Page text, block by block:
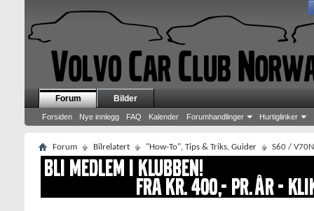
Forum
Forsiden Nye innlegg FAQ Kalender Forumhandlinger Hurtiglinker
Bilder
Forum Bilrelatert "How-To", Tips & Triks, Guider S60 /